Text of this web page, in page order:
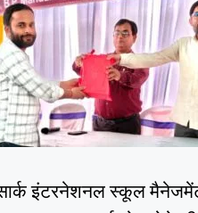
सार्क इंटरनेशनल स्कूल